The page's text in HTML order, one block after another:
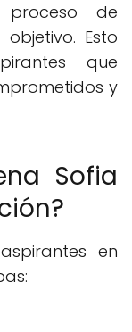
de
Esto
que
y
Sofia
en